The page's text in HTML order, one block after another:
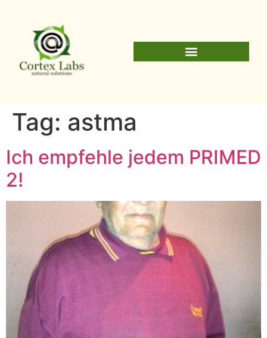
Tag: astma
Ich empfehle jedem PRIMED
2!